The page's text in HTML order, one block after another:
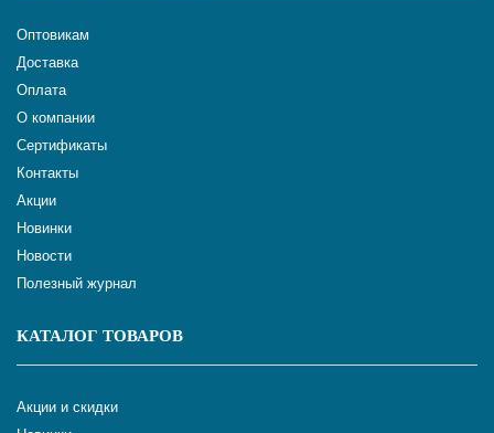
Оптовикам
Доставка
Оплата
О компании
Сертификаты
Контакты
Акции
Новинки
Новости
Полезный журнал
КАТАЛОГ ТОВАРОВ
Акции и скидки